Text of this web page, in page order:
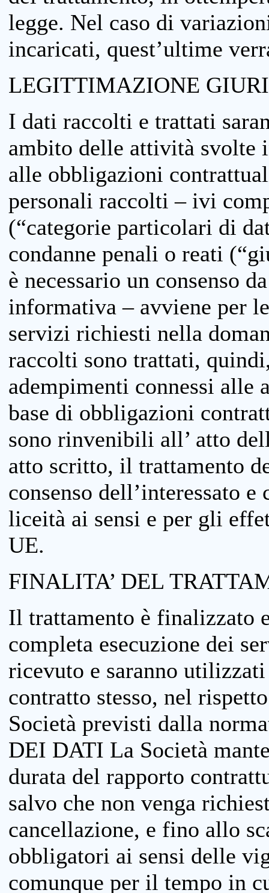
legge. Nel caso di
incaricati, quest’ultime
LEGITTIMAZIONE
I dati raccolti e trattati
ambito delle attività svolte
alle obbligazioni
personali raccolti – ivi
(“categorie particolari di
condanne penali o reati
è necessario un consenso
informativa – avviene per
servizi richiesti nella
raccolti sono trattati,
adempimenti connessi
base di obbligazioni
sono rinvenibili all’ atto
atto scritto, il trattamento
consenso dell’interessato
liceità ai sensi e per gli
UE.
FINALITA’ DEL
Il trattamento è finalizzato
completa esecuzione dei
ricevuto e saranno
contratto stesso, nel
Società previsti dalla
DEI DATI La Società
durata del rapporto
salvo che non venga
cancellazione, e fino allo
obbligatori ai sensi delle
comunque per il tempo in